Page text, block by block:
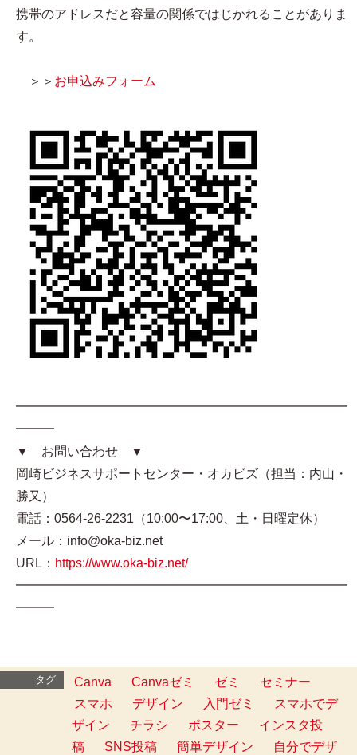
携帯のアドレスだと容量の関係ではじかれることがありま
す。
＞＞ お申込みフォーム
━━━━━━━━━━━━━━━━━━━━━━━━━━
━━━
▼ お問い合わせ ▼
岡崎ビジネスサポートセンター・オカビズ（担当：内山・
勝又）
電話：0564-26-2231（10:00〜17:00、土・日曜定休）
メール：info@oka-biz.net
URL： https://www.oka-biz.net/
━━━━━━━━━━━━━━━━━━━━━━━━━━
━━━
タグ Canva Canvaゼミ ゼミ
セミナー
スマホ
デザイン 入門ゼミ
スマホでデ
ザイン
チラシ ポスター
インスタ投
稿
SNS投稿 簡単デザイン
自分でデザ